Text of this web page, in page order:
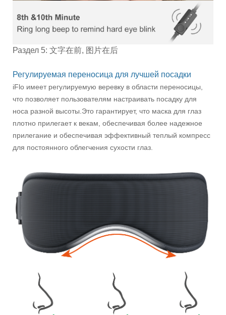
Раздел 5: 文字在前, 图片在后
Регулируемая переносица для лучшей посадки
iFlo имеет регулируемую веревку в области переносицы,
что позволяет пользователям настраивать посадку для
носа разной высоты.Это гарантирует, что маска для глаз
плотно прилегает к векам, обеспечивая более надежное
прилегание и обеспечивая эффективный теплый компресс
для постоянного облегчения сухости глаз.